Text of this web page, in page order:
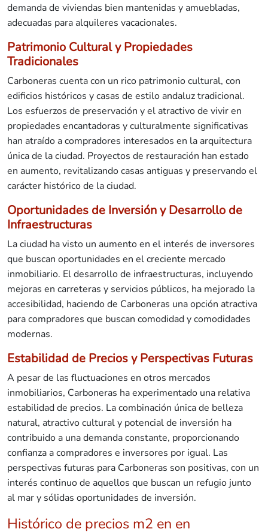
demanda de viviendas bien mantenidas y amuebladas,
adecuadas para alquileres vacacionales.
Patrimonio Cultural y Propiedades
Tradicionales
Carboneras cuenta con un rico patrimonio cultural, con
edificios históricos y casas de estilo andaluz tradicional.
Los esfuerzos de preservación y el atractivo de vivir en
propiedades encantadoras y culturalmente significativas
han atraído a compradores interesados en la arquitectura
única de la ciudad. Proyectos de restauración han estado
en aumento, revitalizando casas antiguas y preservando el
carácter histórico de la ciudad.
Oportunidades de Inversión y Desarrollo de
Infraestructuras
La ciudad ha visto un aumento en el interés de inversores
que buscan oportunidades en el creciente mercado
inmobiliario. El desarrollo de infraestructuras, incluyendo
mejoras en carreteras y servicios públicos, ha mejorado la
accesibilidad, haciendo de Carboneras una opción atractiva
para compradores que buscan comodidad y comodidades
modernas.
Estabilidad de Precios y Perspectivas Futuras
A pesar de las fluctuaciones en otros mercados
inmobiliarios, Carboneras ha experimentado una relativa
estabilidad de precios. La combinación única de belleza
natural, atractivo cultural y potencial de inversión ha
contribuido a una demanda constante, proporcionando
confianza a compradores e inversores por igual. Las
perspectivas futuras para Carboneras son positivas, con un
interés continuo de aquellos que buscan un refugio junto
al mar y sólidas oportunidades de inversión.
Histórico de precios m2 en en